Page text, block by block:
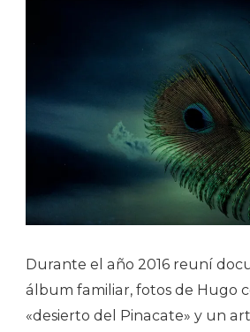
Durante el año 2016 reuní
álbum familiar, fotos de Hugo
«desierto del Pinacate» y un